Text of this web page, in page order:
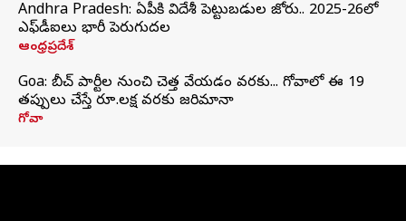
Andhra Pradesh: ఏపీకి విదేశీ పెట్టుబడుల జోరు.. 2025-26లో
ఎఫ్‌డీఐలు భారీ పెరుగుదల
ఆంధ్రప్రదేశ్
Goa: బీచ్ పార్టీల నుంచి చెత్త వేయడం వరకు... గోవాలో ఈ 19
తప్పులు చేస్తే రూ.లక్ష వరకు జరిమానా
గోవా